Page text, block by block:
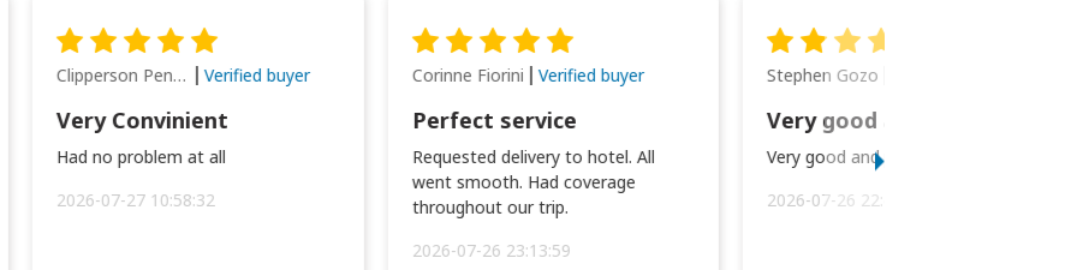
Clipperson Penilla Verified buyer
Very Convinient
Had no problem at all
2026-07-27 10:58:32
Corinne Fiorini Verified buyer
Perfect service
Requested delivery to hotel. All
went smooth. Had coverage
throughout our trip.
2026-07-26 23:13:59
Stephen Gozo
Very good and prompt service.
2026-07-26 22:43:45